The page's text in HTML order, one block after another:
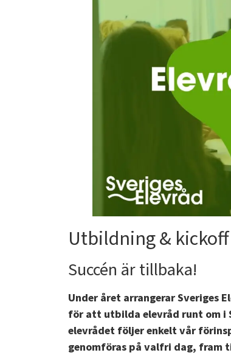
Utbildning &
Succén är tillbaka!
Under året arrangerar Sveriges
för att utbilda elevråd runt om i
elevrådet följer enkelt vår
genomföras på valfri dag, fram